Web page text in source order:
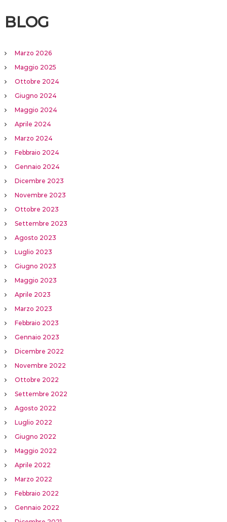
BLOG
Marzo 2026
Maggio 2025
Ottobre 2024
Giugno 2024
Maggio 2024
Aprile 2024
Marzo 2024
Febbraio 2024
Gennaio 2024
Dicembre 2023
Novembre 2023
Ottobre 2023
Settembre 2023
Agosto 2023
Luglio 2023
Giugno 2023
Maggio 2023
Aprile 2023
Marzo 2023
Febbraio 2023
Gennaio 2023
Dicembre 2022
Novembre 2022
Ottobre 2022
Settembre 2022
Agosto 2022
Luglio 2022
Giugno 2022
Maggio 2022
Aprile 2022
Marzo 2022
Febbraio 2022
Gennaio 2022